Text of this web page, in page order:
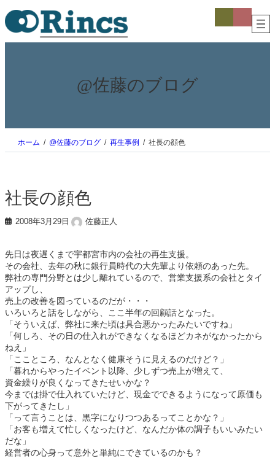
内
容
を
ス
コ
コ
@佐藤のブログ
ホーム @佐藤のブログ 再生事例 社長の顔色
社長の顔色
2008年3月29日 佐藤正人
先日は夜遅くまで宇都宮市内の会社の再生支援。
その会社、去年の秋に銀行員時代の大先輩より依頼のあった先。
弊社の専門分野とは少し離れているので、営業支援系の会社とタイ
アップし、
売上の改善を図っているのだが・・・
いろいろと話をしながら、ここ半年の回顧話となった。
「そういえば、弊社に来た頃は具合悪かったみたいですね」
「何しろ、その日の仕入れができなくなるほどカネがなかったから
ねえ」
「ここところ、なんとなく健康そうに見えるのだけど？」
「暮れからやったイベント以降、少しずつ売上が増えて、
資金繰りが良くなってきたせいかな？
今までは掛で仕入れていたけど、現金でできるようになって原価も
下がってきたし」
「って言うことは、黒字になりつつあるってことかな？」
「お客も増えて忙しくなったけど、なんだか体の調子もいいみたい
だな」
経営者の心身って意外と単純にできているのかも？